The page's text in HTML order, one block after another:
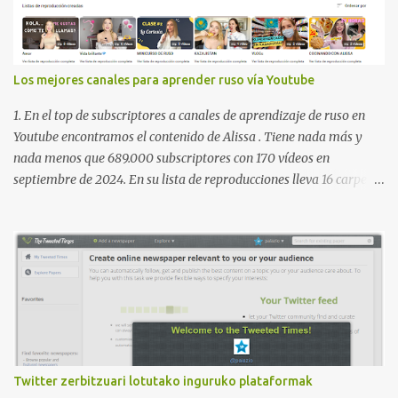
Los mejores canales para aprender ruso vía Youtube
1. En el top de subscriptores a canales de aprendizaje de ruso en
Youtube encontramos el contenido de Alissa . Tiene nada más y
nada menos que 689.000 subscriptores con 170 vídeos en
septiembre de 2024. En su lista de reproducciones lleva 16 carpetas
de Anastasia G . con 224.000 subscriptores y 97 vídeos en
septiembre de 2024. Anastasia tiene una lista de reproducción
muy bien estructurada para aprender gramática, lectura,
pronunciación, etc. https://www.youtube.com/@AnaG88/playlists
3. Otro de los canales con más usuarios y contenido es el de
Victoria, que lleva por nombre: Aprende con Victoria . El canal
tiene 120 mil subscriptores (septiembre de 2024) con muchísimos
vídeos (398), y lleva una serie de listas de reproducción interesante
Twitter zerbitzuari lotutako inguruko plataformak